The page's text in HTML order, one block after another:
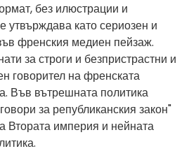
без илюстрации и
утвърждава като сериозен и
френския медиен пейзаж.
за строги и безпристрастни и
говорител на френската
Във вътрешната политика
за републиканския закон"
Втората империя и нейната